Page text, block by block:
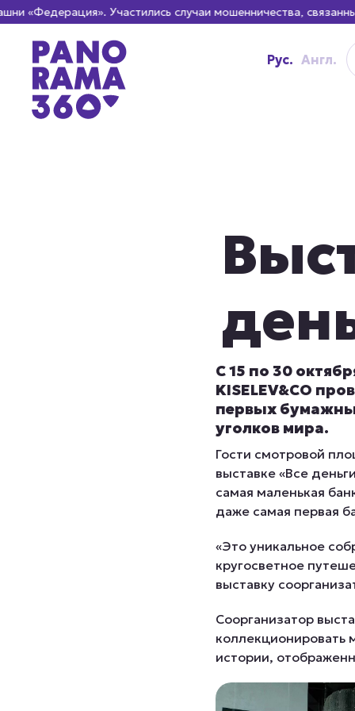
Участились случаи мошенничества, связанные с
Рус. Англ.
С 15 по 30
KISELEV&CO
первых
уголков мира.
Гости смотровой
выставке «Все
самая маленькая
даже самая первая
«Это уникальное
кругосветное
выставку
Соорганизатор
коллекционировать
истории,